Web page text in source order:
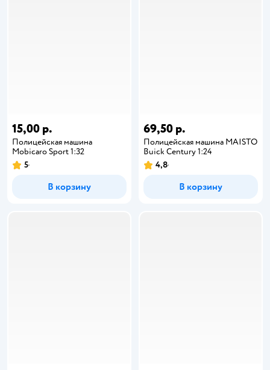
15,00 р.
Полицейская машина
Mobicaro Sport 1:32
5
В корзину
69,50 р.
Полицейская машина MAISTO
Buick Century 1:24
4,8
В корзину